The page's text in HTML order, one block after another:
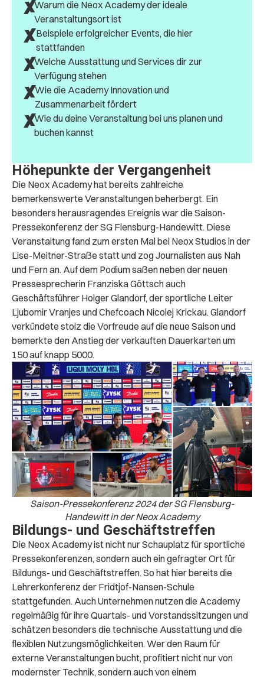
Warum die Neox Academy der ideale
Veranstaltungsort ist
Beispiele erfolgreicher Events, die hier
stattfanden
Welche Ausstattung und Services dir zur
Verfügung stehen
Wie die Academy Innovation und
Zusammenarbeit fördert
Wie du deine Veranstaltung bei uns planen und
buchen kannst
Höhepunkte der Vergangenheit
Die Neox Academy hat bereits zahlreiche
bemerkenswerte Veranstaltungen beherbergt. Ein
besonders herausragendes Ereignis war die Saison-
Pressekonferenz der SG Flensburg-Handewitt. Diese
Veranstaltung fand zum ersten Mal bei Neox Studios in der
Lise-Meitner-Straße statt und zog Journalisten aus Nah
und Fern an. Auf dem Podium saßen neben der neuen
Pressesprecherin Franziska Göttsch auch
Geschäftsführer Holger Glandorf, der sportliche Leiter
Ljubomir Vranjes und Chefcoach Nicolej Krickau. Glandorf
verkündete stolz die Vorfreude auf die neue Saison und
bemerkte den Anstieg der verkauften Dauerkarten um
150 auf knapp 5000.
Saison-Pressekonferenz 2024 der SG Flensburg-
Handewitt in der Neox Academy
Bildungs- und Geschäftstreffen
Die Neox Academy ist nicht nur Schauplatz für sportliche
Pressekonferenzen, sondern auch ein gefragter Ort für
Bildungs- und Geschäftstreffen. So hat hier bereits die
Lehrerkonferenz der Fridtjof-Nansen-Schule
stattgefunden. Auch Unternehmen nutzen die Academy
regelmäßig für ihre Quartals- und Vorstandssitzungen und
schätzen besonders die technische Ausstattung und die
flexiblen Nutzungsmöglichkeiten. Wer den Raum für
externe Veranstaltungen bucht, profitiert nicht nur von
modernster Technik, sondern auch von einem